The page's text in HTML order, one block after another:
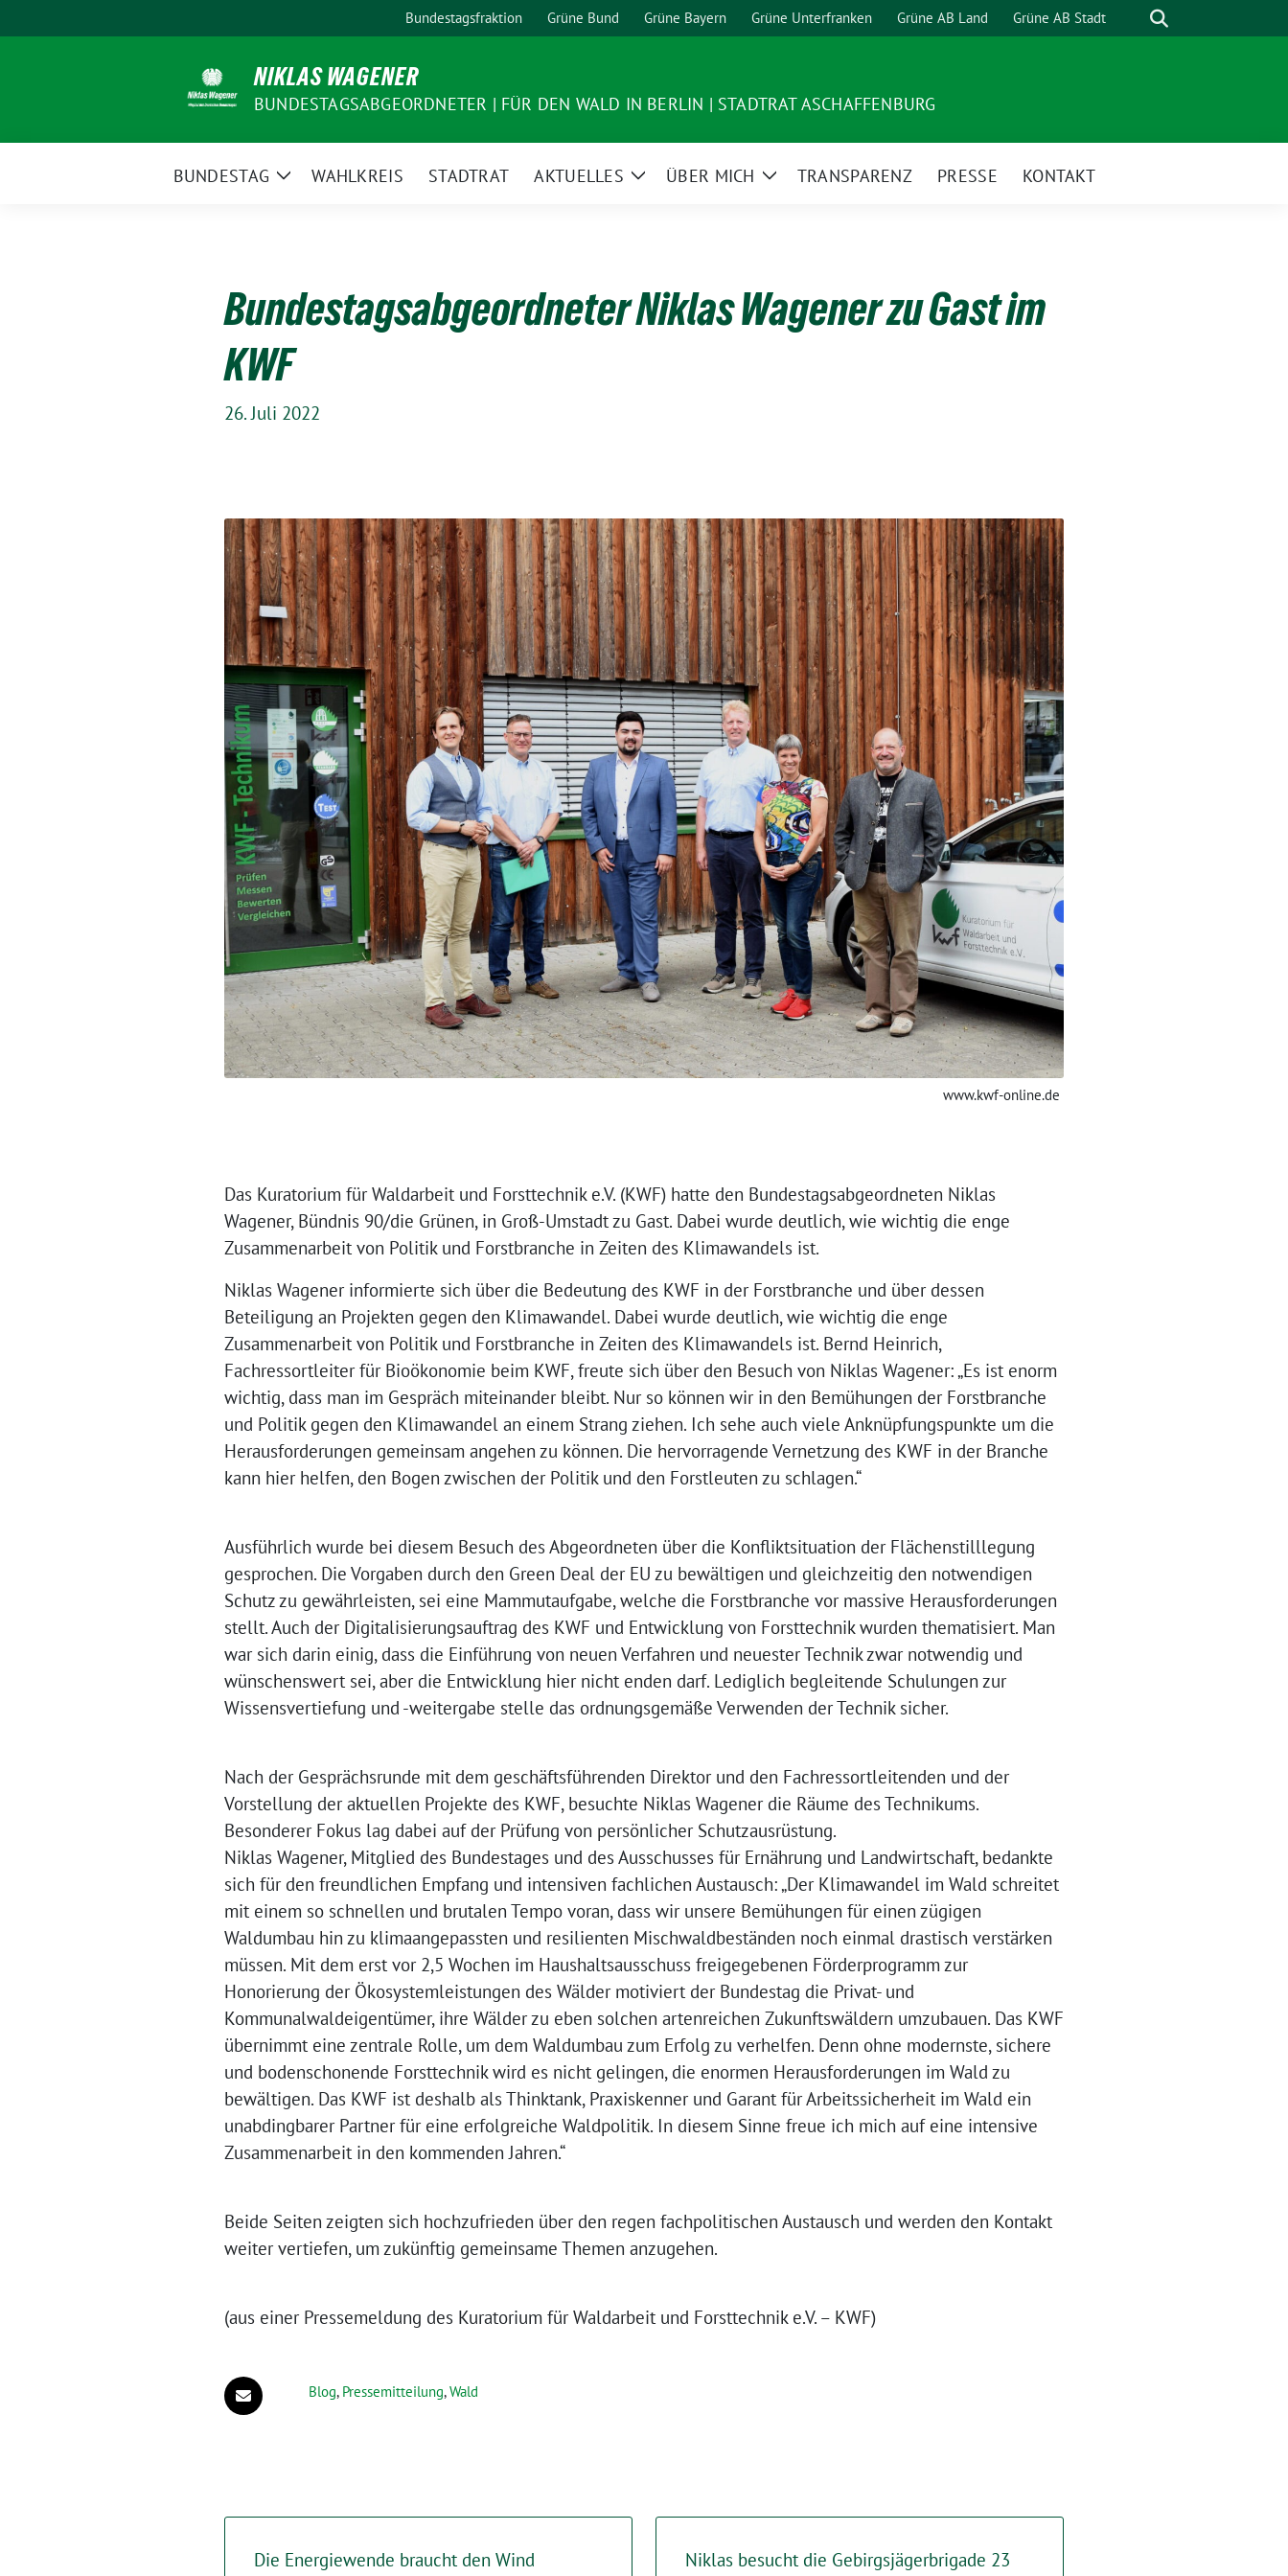
zum
Bundestagsfraktion Grüne Bund Grüne Bayern Grüne Unterfranken Grüne AB Land Grüne AB Stadt Suche
NIKLAS WAGENER
BUNDESTAGSABGEORDNETER | FÜR DEN WALD IN BERLIN | STADTRAT ASCHAFFENBURG
BUNDESTAG
ZeigeWAHLKREIS STADTRAT AKTUELLES
ZeigeÜBER MICH
ZeigeTRANSPARENZ PRESSE KONTAKT
Bundestagsabgeordneter Niklas Wagener zu Gast im
KWF
26. Juli 2022
www.kwf-online.de
Das Kuratorium für Waldarbeit und Forsttechnik e.V. (KWF) hatte den Bundestagsabgeordneten Niklas
Wagener, Bündnis 90/die Grünen, in Groß-Umstadt zu Gast. Dabei wurde deutlich, wie wichtig die enge
Zusammenarbeit von Politik und Forstbranche in Zeiten des Klimawandels ist.
Niklas Wagener informierte sich über die Bedeutung des KWF in der Forstbranche und über dessen
Beteiligung an Projekten gegen den Klimawandel. Dabei wurde deutlich, wie wichtig die enge
Zusammenarbeit von Politik und Forstbranche in Zeiten des Klimawandels ist. Bernd Heinrich,
Fachressortleiter für Bioökonomie beim KWF, freute sich über den Besuch von Niklas Wagener: „Es ist enorm
wichtig, dass man im Gespräch miteinander bleibt. Nur so können wir in den Bemühungen der Forstbranche
und Politik gegen den Klimawandel an einem Strang ziehen. Ich sehe auch viele Anknüpfungspunkte um die
Herausforderungen gemeinsam angehen zu können. Die hervorragende Vernetzung des KWF in der Branche
kann hier helfen, den Bogen zwischen der Politik und den Forstleuten zu schlagen.“
Ausführlich wurde bei diesem Besuch des Abgeordneten über die Konfliktsituation der Flächenstilllegung
gesprochen. Die Vorgaben durch den Green Deal der EU zu bewältigen und gleichzeitig den notwendigen
Schutz zu gewährleisten, sei eine Mammutaufgabe, welche die Forstbranche vor massive Herausforderungen
stellt. Auch der Digitalisierungsauftrag des KWF und Entwicklung von Forsttechnik wurden thematisiert. Man
war sich darin einig, dass die Einführung von neuen Verfahren und neuester Technik zwar notwendig und
wünschenswert sei, aber die Entwicklung hier nicht enden darf. Lediglich begleitende Schulungen zur
Wissensvertiefung und -weitergabe stelle das ordnungsgemäße Verwenden der Technik sicher.
Nach der Gesprächsrunde mit dem geschäftsführenden Direktor und den Fachressortleitenden und der
Vorstellung der aktuellen Projekte des KWF, besuchte Niklas Wagener die Räume des Technikums.
Besonderer Fokus lag dabei auf der Prüfung von persönlicher Schutzausrüstung.
Niklas Wagener, Mitglied des Bundestages und des Ausschusses für Ernährung und Landwirtschaft, bedankte
sich für den freundlichen Empfang und intensiven fachlichen Austausch: „Der Klimawandel im Wald schreitet
mit einem so schnellen und brutalen Tempo voran, dass wir unsere Bemühungen für einen zügigen
Waldumbau hin zu klimaangepassten und resilienten Mischwaldbeständen noch einmal drastisch verstärken
müssen. Mit dem erst vor 2,5 Wochen im Haushaltsausschuss freigegebenen Förderprogramm zur
Honorierung der Ökosystemleistungen des Wälder motiviert der Bundestag die Privat- und
Kommunalwaldeigentümer, ihre Wälder zu eben solchen artenreichen Zukunftswäldern umzubauen. Das KWF
übernimmt eine zentrale Rolle, um dem Waldumbau zum Erfolg zu verhelfen. Denn ohne modernste, sichere
und bodenschonende Forsttechnik wird es nicht gelingen, die enormen Herausforderungen im Wald zu
bewältigen. Das KWF ist deshalb als Thinktank, Praxiskenner und Garant für Arbeitssicherheit im Wald ein
unabdingbarer Partner für eine erfolgreiche Waldpolitik. In diesem Sinne freue ich mich auf eine intensive
Zusammenarbeit in den kommenden Jahren.“
Beide Seiten zeigten sich hochzufrieden über den regen fachpolitischen Austausch und werden den Kontakt
weiter vertiefen, um zukünftig gemeinsame Themen anzugehen.
(aus einer Pressemeldung des Kuratorium für Waldarbeit und Forsttechnik e.V. – KWF)
Blog, Pressemitteilung,Wald
Die Energiewende braucht den Wind
Niklas besucht die Gebirgsjägerbrigade 23